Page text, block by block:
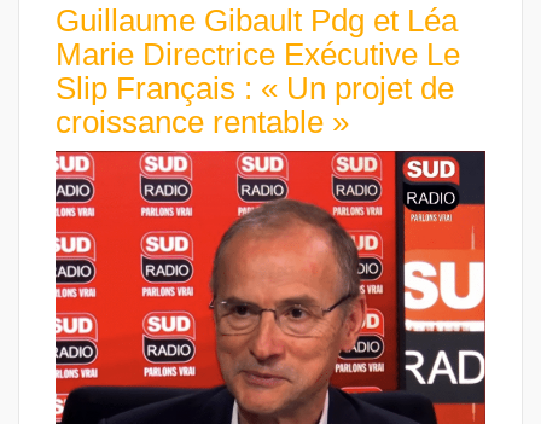
Guillaume Gibault Pdg et Léa
Marie Directrice Exécutive Le
Slip Français : « Un projet de
croissance rentable »